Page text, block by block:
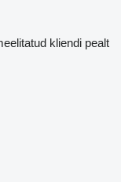
kliendi pealt